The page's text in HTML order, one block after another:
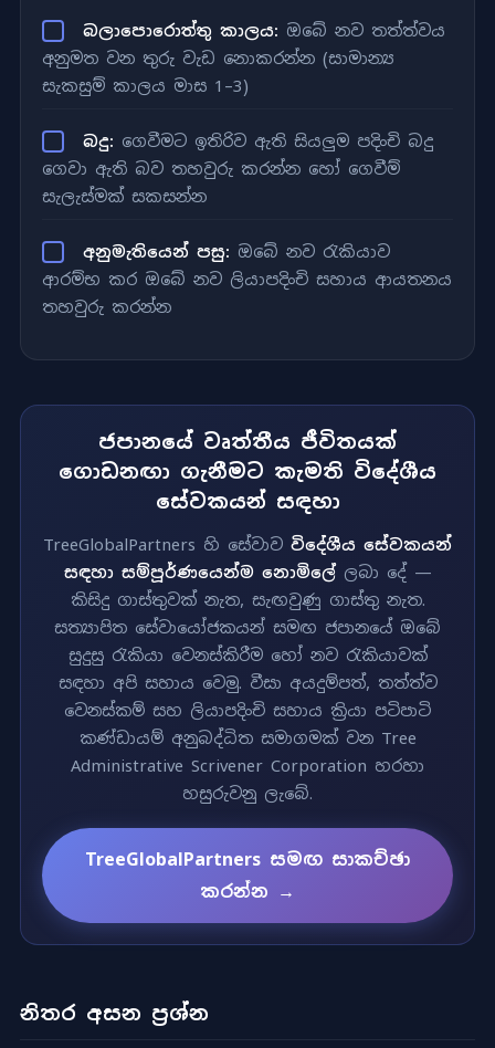
බලාපොරොත්තු කාලය: ඔබේ නව තත්ත්වය
අනුමත වන තුරු වැඩ නොකරන්න (සාමාන්‍ය
සැකසුම් කාලය මාස 1–3)
බදු: ගෙවීමට ඉතිරිව ඇති සියලුම පදිංචි බදු
ගෙවා ඇති බව තහවුරු කරන්න හෝ ගෙවීම්
සැලැස්මක් සකසන්න
අනුමැතියෙන් පසු: ඔබේ නව රැකියාව
ආරම්භ කර ඔබේ නව ලියාපදිංචි සහාය ආයතනය
තහවුරු කරන්න
ජපානයේ වෘත්තීය ජීවිතයක්
ගොඩනඟා ගැනීමට කැමති විදේශීය
සේවකයන් සඳහා
TreeGlobalPartners හි සේවාව විදේශීය සේවකයන්
සඳහා සම්පූර්ණයෙන්ම නොමිලේලබා දේ —
කිසිදු ගාස්තුවක් නැත, සැඟවුණු ගාස්තු නැත.
සත්‍යාපිත සේවායෝජකයන් සමඟ ජපානයේ ඔබේ
සුදුසු රැකියා වෙනස්කිරීම හෝ නව රැකියාවක්
සඳහා අපි සහාය වෙමු. වීසා අයදුම්පත්, තත්ත්ව
වෙනස්කම් සහ ලියාපදිංචි සහාය ක්‍රියා පටිපාටි
කණ්ඩායම් අනුබද්ධිත සමාගමක් වන Tree
Administrative Scrivener Corporation හරහා
හසුරුවනු ලැබේ.
TreeGlobalPartners සමඟ සාකච්ඡා
කරන්න →
නිතර අසන ප්‍රශ්න